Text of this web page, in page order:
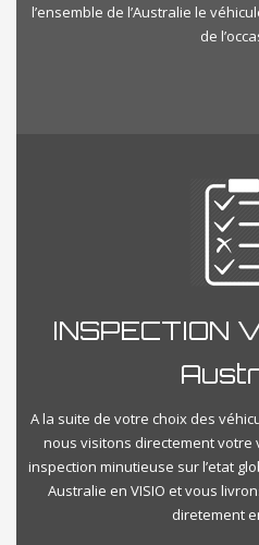
l’ensemble de l’Australie le
de
INSPECTION
A la suite de votre choix des
nous visitons directement votre
inspection minutieuse sur l’etat
Australie en VISIO et vous
diretement